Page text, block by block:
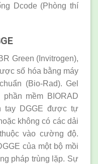
Dcode (Phòng thí
Green (Invitrogen),
số hóa bằng máy
(Bio-Rad). Gel
mềm BIORAD
tay DGGE được tự
không có các dải
vào cường độ.
của một bộ mồi
pháp trùng lặp. Sự